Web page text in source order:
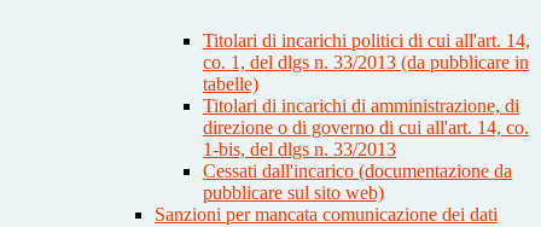
Titolari di incarichi politici di cui all'art. 14,
co. 1, del dlgs n. 33/2013 (da pubblicare in
tabelle)
Titolari di incarichi di amministrazione, di
direzione o di governo di cui all'art. 14, co.
1-bis, del dlgs n. 33/2013
Cessati dall'incarico (documentazione da
pubblicare sul sito web)
Sanzioni per mancata comunicazione dei dati